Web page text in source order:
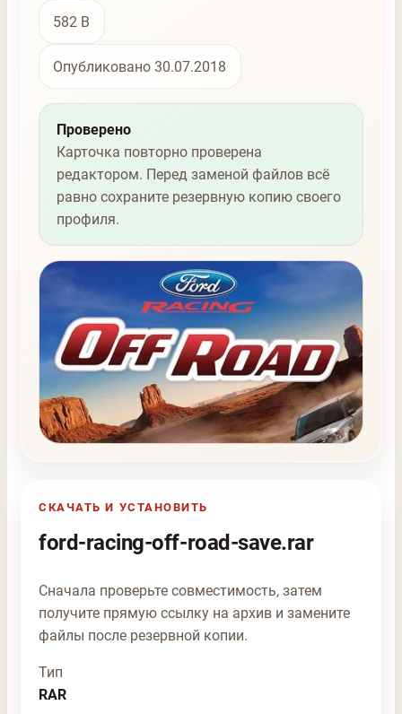
582 B
Опубликовано 30.07.2018
Проверено
Карточка повторно проверена
редактором. Перед заменой файлов всё
равно сохраните резервную копию своего
профиля.
СКАЧАТЬ И УСТАНОВИТЬ
ford-racing-off-road-save.rar
Сначала проверьте совместимость, затем
получите прямую ссылку на архив и замените
файлы после резервной копии.
Тип
RAR